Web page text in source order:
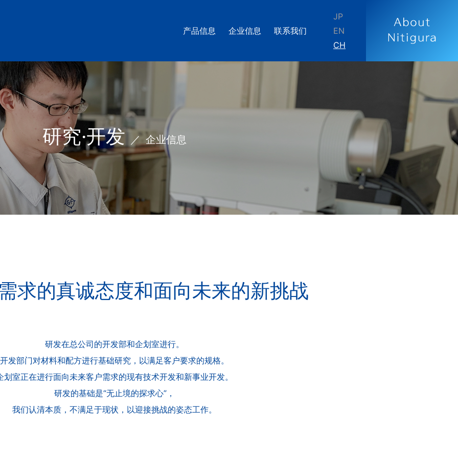
产品信息 企业信息 联系我们
JP
EN
CH
研究·开发 企业信息
求的真诚态度和面向未来的新挑战
研发在总公司的开发部和企划室进行。
开发部门对材料和配方进行基础研究， 以满足客户要求的规格。
划室正在进行面向未来客户需求的现有技术开发和新事业开发。
研发的基础是“无止境的探求心”，
我们认清本质，不满足于现状， 以迎接挑战的姿态工作。